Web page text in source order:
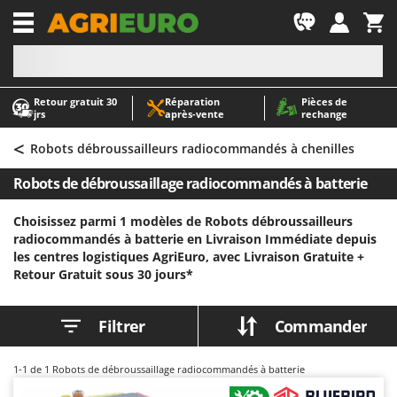
Retour gratuit 30
jrs
Réparation
après‑vente
Pièces de
rechange
-1
A
Abris de jardin
Accessoires pour tracteurs tondeuses autoportés
Aérateurs Scarificateurs pour gazon
Arracheuses de pommes de terre pour tracteur
Aspirateurs - Balais Électriques
Aspirateurs à cendres
Aspirateurs à feuilles sur roues
Aspirateurs de piscine
Aspirateurs Multifonctions
Atomiseurs pour traitements
A
AgriEuro Premium
AgriEuro TOP-LINE
AGT
Aima
Airmec
AL-KO
ALA 2000
Alce
< Robots débroussailleurs radiocommandés à chenilles
Robots de débroussaillage radiocommandés à batterie
Choisissez parmi 1 modèles de Robots débroussailleurs
radiocommandés à batterie en Livraison Immédiate depuis
les centres logistiques AgriEuro, avec Livraison Gratuite +
Retour Gratuit sous 30 jours*
Filtrer Commander
1-1 de 1 Robots de débroussaillage radiocommandés à batterie